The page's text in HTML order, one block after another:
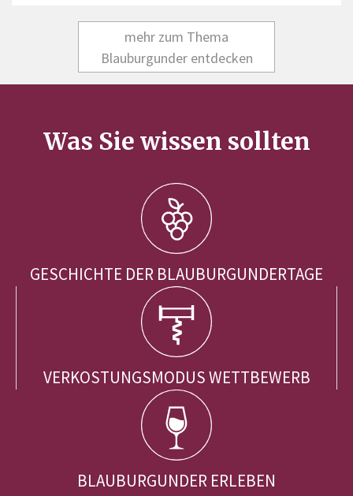
mehr zum Thema
Blauburgunder entdecken
Was Sie wissen sollten
GESCHICHTE DER BLAUBURGUNDERTAGE
VERKOSTUNGSMODUS WETTBEWERB
BLAUBURGUNDER ERLEBEN